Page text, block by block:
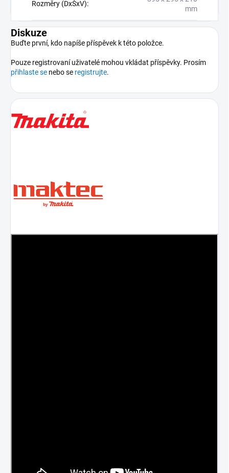
Rozměry (DxŠxV):
mm
Diskuze
Buďte první, kdo napíše příspěvek k této položce.
Pouze registrovaní uživatelé mohou vkládat příspěvky. Prosím
přihlaste se nebo se registrujte.